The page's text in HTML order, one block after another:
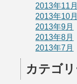
2013年11月
2013年10月
2013年9月
2013年8月
2013年7月
カテゴ